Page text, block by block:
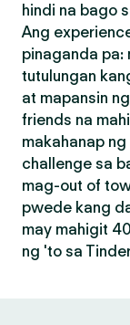
hindi na bago
Ang
pinaganda pa:
tutulungan
at mapansin
friends na
makahanap
challenge sa
mag-out of
pwede kang
may mahigit
ng 'to sa